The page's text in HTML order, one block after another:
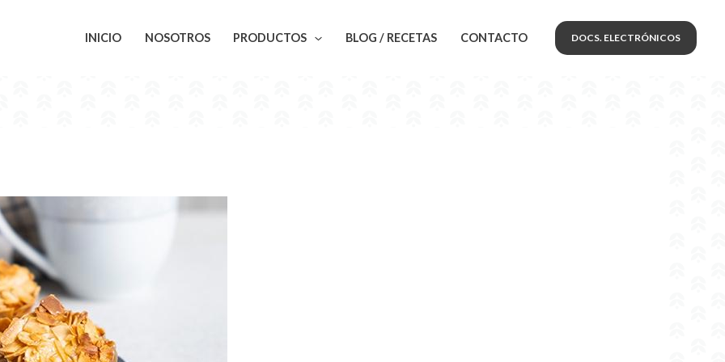
INICIO NOSOTROS PRODUCTOS BLOG / RECETAS CONTACTO DOCS. ELECTRÓNICOS